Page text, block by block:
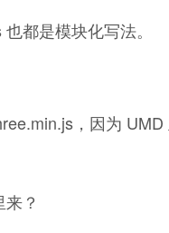
都是模块化写法。
，因为
？